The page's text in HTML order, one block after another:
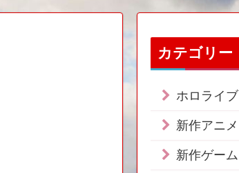
カテゴリー
ホロライブ
新作アニメ
新作ゲーム